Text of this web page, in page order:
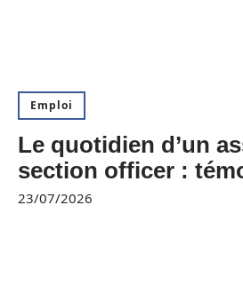
Emploi
Le quotidien d’un
section officer :
23/07/2026